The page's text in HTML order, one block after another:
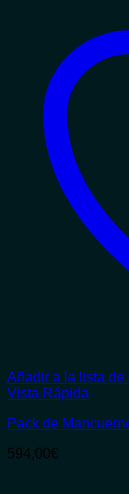
Añadir a la lista de
Vista Rápida
Pack de
594,00€